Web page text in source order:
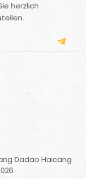
herzlich
Dadao Haicang